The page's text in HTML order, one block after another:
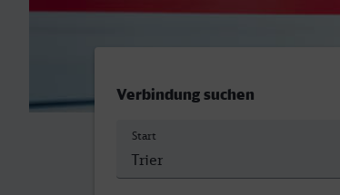
Verbindung suchen
Start